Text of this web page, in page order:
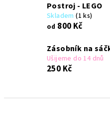
Postroj - LEGO
Skladem(1 ks)
od 800 Kč
Zásobník na
Ušijeme do 14 dnů
250 Kč